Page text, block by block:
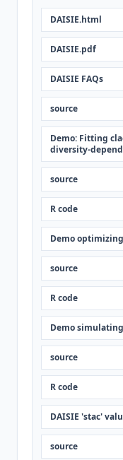
DAISIE.html
DAISIE.pdf
DAISIE FAQs
source
Demo: Fitting
diversity-
source
R code
Demo
source
R code
Demo
source
R code
DAISIE 'stac'
source